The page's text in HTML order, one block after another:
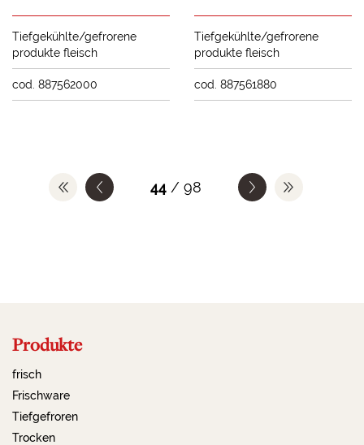
Tiefgekühlte/gefrorene
produkte fleisch
cod. 887562000
Tiefgekühlte/gefrorene
produkte fleisch
cod. 887561880
44 / 98
Produkte
frisch
Frischware
Tiefgefroren
Trocken